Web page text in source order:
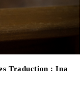
Traduction : Ina